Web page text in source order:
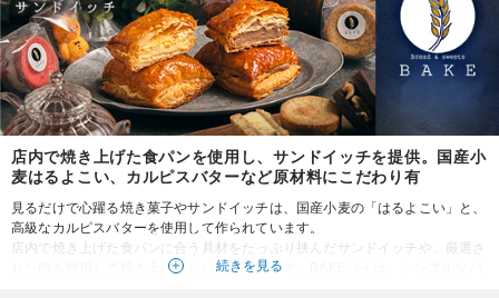
店内で焼き上げた食パンを使用し、サンドイッチを提供。国産小
麦はるよこい、カルピスバターなど原材料にこだわり有
見るだけで心躍る焼き菓子やサンドイッチは、国産小麦の「はるよこい」と、
高級なカルピスバターを使用して作られています。
店内で焼き上げた食パンに合う具材をたっぷり挟んだサンドイッチや、厳選さ
れた卵を使用して焼き上げたたパウンドケーキ、BAKEパイは、シンプルなパ
続きを見る